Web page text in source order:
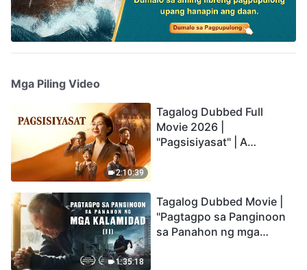
Mga Piling Video
2:10:39
Tagalog Dubbed Full
Movie 2026 |
"Pagsisiyasat" | A
1:35:18
Tagalog Dubbed Movie |
"Pagtagpo sa Panginoon
sa Panahon ng mga